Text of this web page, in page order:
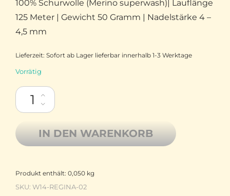
100% Schurwolle (Merino superwash)| Lauflänge
125 Meter | Gewicht 50 Gramm | Nadelstärke 4 –
4,5 mm
Lieferzeit: Sofort ab Lager lieferbar innerhalb 1-3 Werktage
Vorrätig
Adriafil Regina Reine Merinowolle superwash 02 Weiß Menge
IN DEN WARENKORB
Produkt enthält: 0,050 kg
SKU: W14-REGINA-02